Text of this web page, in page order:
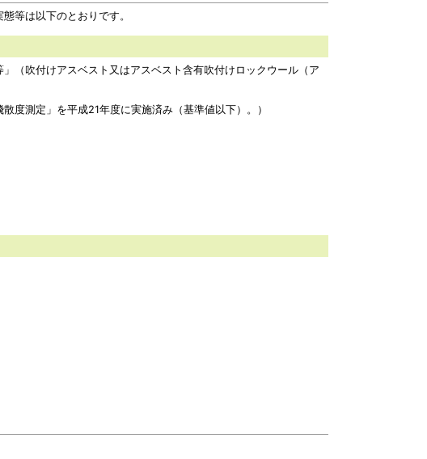
等は以下のとおりです。
（吹付けアスベスト又はアスベスト含有吹付けロックウール（ア
度測定」を平成21年度に実施済み（基準値以下）。）